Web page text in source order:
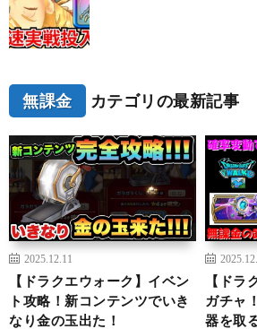
無課金 カテゴリの最新記事
2025.12.11
【ドラクエウォーク】イベン
ト攻略！新コンテンツでいき
なり金の玉出た！
【ドラ
ガチャ
器を取